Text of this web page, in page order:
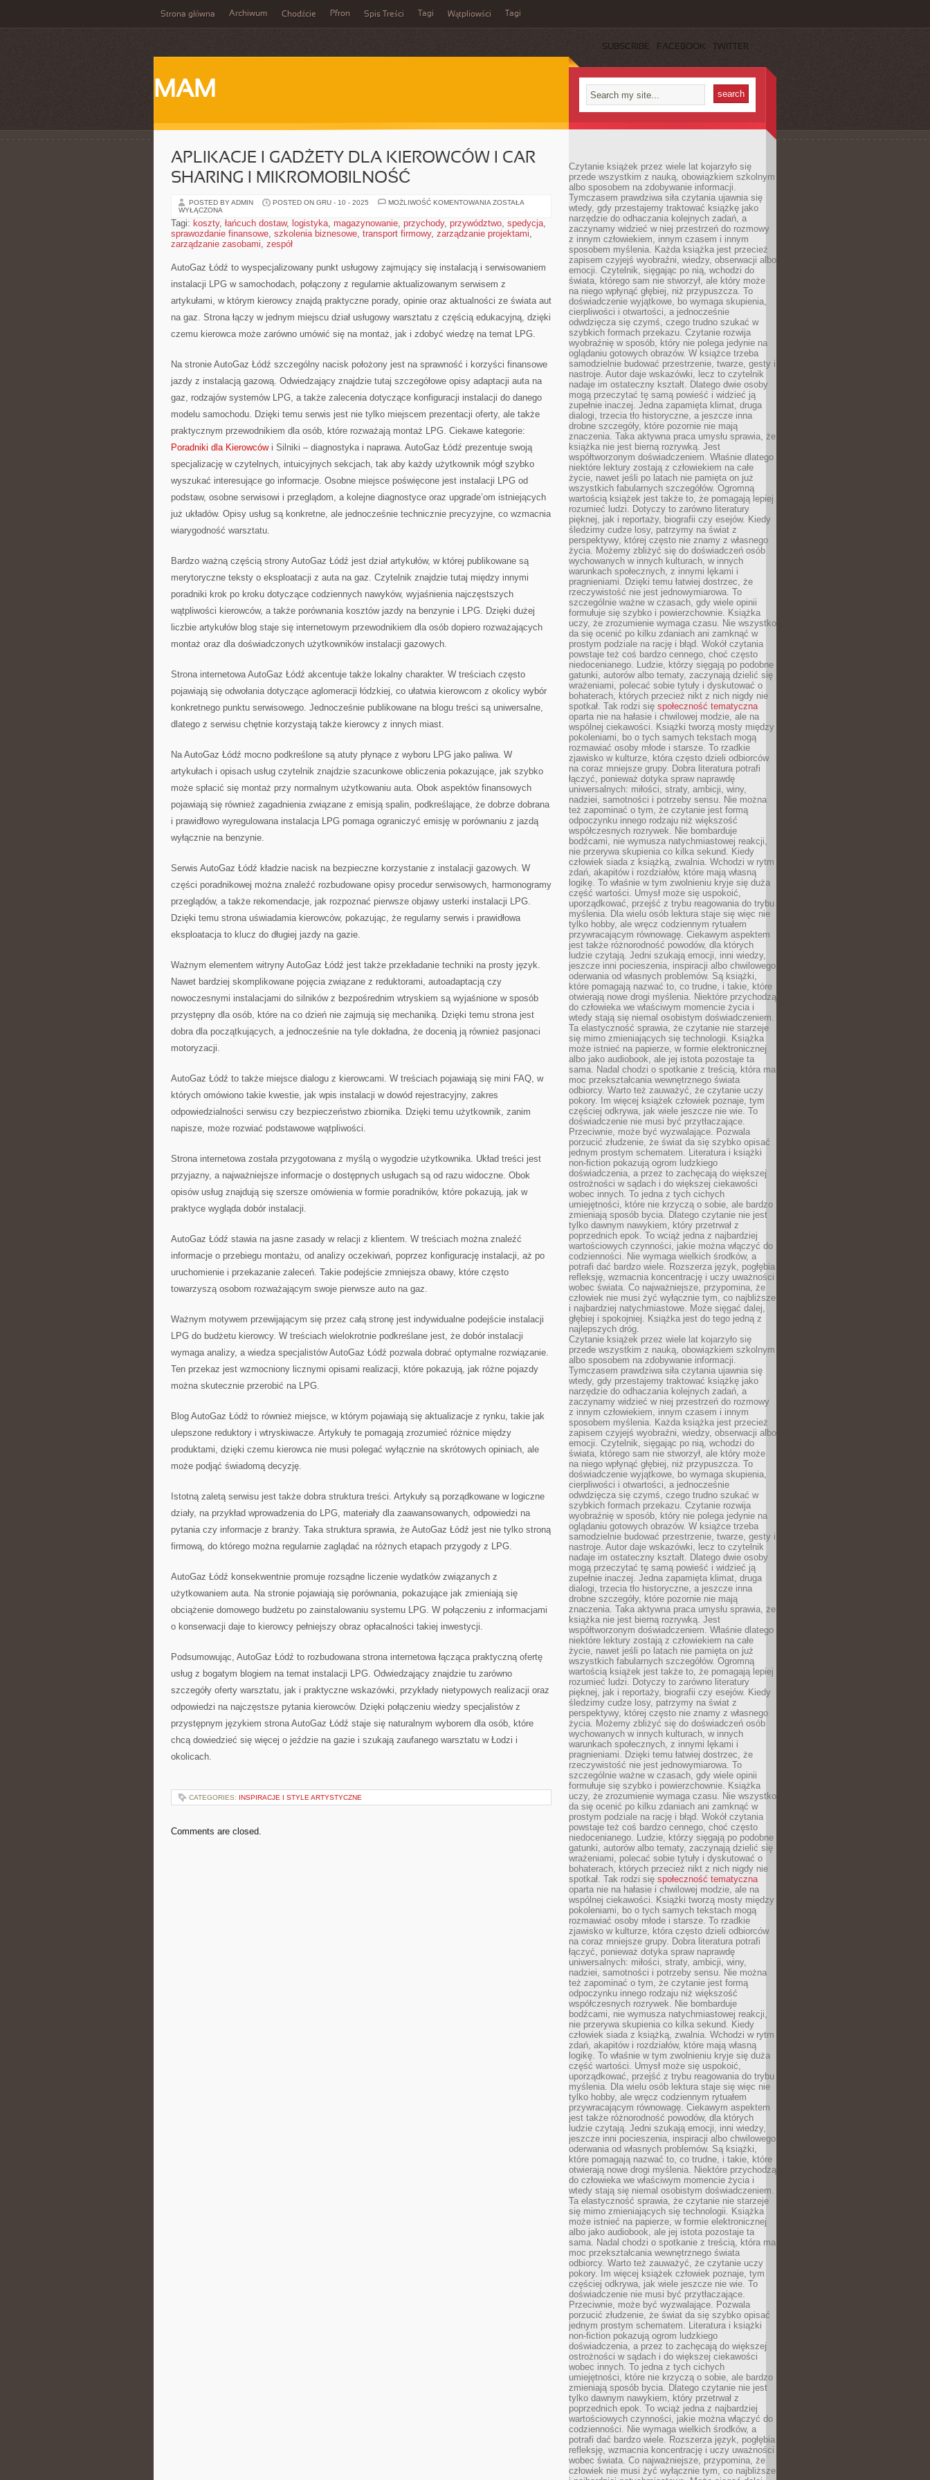
Strona główna Archiwum Chodźcie Pfron Spis Treści Tagi Wątpliowści Tagi
SUBSCRIBE FACEBOOK TWITTER
MAM
APLIKACJE I GADŻETY DLA KIEROWCÓW I CAR
SHARING I MIKROMOBILNOŚĆ
POSTED BY ADMIN POSTED ON GRU - 10 - 2025 MOŻLIWOŚĆ KOMENTOWANIA APLIKACJE
DLA
KIEROWCÓW
MIKROMOBILNOŚĆ
ZOSTAŁA
WYŁĄCZONA
Tagi: koszty, łańcuch dostaw, logistyka, magazynowanie, przychody, przywództwo, spedycja,
sprawozdanie finansowe, szkolenia biznesowe, transport firmowy, zarządzanie projektami,
zarządzanie zasobami, zespół
AutoGaz Łódź to wyspecjalizowany punkt usługowy zajmujący się instalacją i serwisowaniem
instalacji LPG w samochodach, połączony z regularnie aktualizowanym serwisem z
artykułami, w którym kierowcy znajdą praktyczne porady, opinie oraz aktualności ze świata aut
na gaz. Strona łączy w jednym miejscu dział usługowy warsztatu z częścią edukacyjną, dzięki
czemu kierowca może zarówno umówić się na montaż, jak i zdobyć wiedzę na temat LPG.
Na stronie AutoGaz Łódź szczególny nacisk położony jest na sprawność i korzyści finansowe
jazdy z instalacją gazową. Odwiedzający znajdzie tutaj szczegółowe opisy adaptacji auta na
gaz, rodzajów systemów LPG, a także zalecenia dotyczące konfiguracji instalacji do danego
modelu samochodu. Dzięki temu serwis jest nie tylko miejscem prezentacji oferty, ale także
praktycznym przewodnikiem dla osób, które rozważają montaż LPG. Ciekawe kategorie:
Poradniki dla Kierowcówi Silniki – diagnostyka i naprawa. AutoGaz Łódź prezentuje swoją
specjalizację w czytelnych, intuicyjnych sekcjach, tak aby każdy użytkownik mógł szybko
wyszukać interesujące go informacje. Osobne miejsce poświęcone jest instalacji LPG od
podstaw, osobne serwisowi i przeglądom, a kolejne diagnostyce oraz upgrade’om istniejących
już układów. Opisy usług są konkretne, ale jednocześnie technicznie precyzyjne, co wzmacnia
wiarygodność warsztatu.
Bardzo ważną częścią strony AutoGaz Łódź jest dział artykułów, w której publikowane są
merytoryczne teksty o eksploatacji z auta na gaz. Czytelnik znajdzie tutaj między innymi
poradniki krok po kroku dotyczące codziennych nawyków, wyjaśnienia najczęstszych
wątpliwości kierowców, a także porównania kosztów jazdy na benzynie i LPG. Dzięki dużej
liczbie artykułów blog staje się internetowym przewodnikiem dla osób dopiero rozważających
montaż oraz dla doświadczonych użytkowników instalacji gazowych.
Strona internetowa AutoGaz Łódź akcentuje także lokalny charakter. W treściach często
pojawiają się odwołania dotyczące aglomeracji łódzkiej, co ułatwia kierowcom z okolicy wybór
konkretnego punktu serwisowego. Jednocześnie publikowane na blogu treści są uniwersalne,
dlatego z serwisu chętnie korzystają także kierowcy z innych miast.
Na AutoGaz Łódź mocno podkreślone są atuty płynące z wyboru LPG jako paliwa. W
artykułach i opisach usług czytelnik znajdzie szacunkowe obliczenia pokazujące, jak szybko
może spłacić się montaż przy normalnym użytkowaniu auta. Obok aspektów finansowych
pojawiają się również zagadnienia związane z emisją spalin, podkreślające, że dobrze dobrana
i prawidłowo wyregulowana instalacja LPG pomaga ograniczyć emisję w porównaniu z jazdą
wyłącznie na benzynie.
Serwis AutoGaz Łódź kładzie nacisk na bezpieczne korzystanie z instalacji gazowych. W
części poradnikowej można znaleźć rozbudowane opisy procedur serwisowych, harmonogramy
przeglądów, a także rekomendacje, jak rozpoznać pierwsze objawy usterki instalacji LPG.
Dzięki temu strona uświadamia kierowców, pokazując, że regularny serwis i prawidłowa
eksploatacja to klucz do długiej jazdy na gazie.
Ważnym elementem witryny AutoGaz Łódź jest także przekładanie techniki na prosty język.
Nawet bardziej skomplikowane pojęcia związane z reduktorami, autoadaptacją czy
nowoczesnymi instalacjami do silników z bezpośrednim wtryskiem są wyjaśnione w sposób
przystępny dla osób, które na co dzień nie zajmują się mechaniką. Dzięki temu strona jest
dobra dla początkujących, a jednocześnie na tyle dokładna, że docenią ją również pasjonaci
motoryzacji.
AutoGaz Łódź to także miejsce dialogu z kierowcami. W treściach pojawiają się mini FAQ, w
których omówiono takie kwestie, jak wpis instalacji w dowód rejestracyjny, zakres
odpowiedzialności serwisu czy bezpieczeństwo zbiornika. Dzięki temu użytkownik, zanim
napisze, może rozwiać podstawowe wątpliwości.
Strona internetowa została przygotowana z myślą o wygodzie użytkownika. Układ treści jest
przyjazny, a najważniejsze informacje o dostępnych usługach są od razu widoczne. Obok
opisów usług znajdują się szersze omówienia w formie poradników, które pokazują, jak w
praktyce wygląda dobór instalacji.
AutoGaz Łódź stawia na jasne zasady w relacji z klientem. W treściach można znaleźć
informacje o przebiegu montażu, od analizy oczekiwań, poprzez konfigurację instalacji, aż po
uruchomienie i przekazanie zaleceń. Takie podejście zmniejsza obawy, które często
towarzyszą osobom rozważającym swoje pierwsze auto na gaz.
Ważnym motywem przewijającym się przez całą stronę jest indywidualne podejście instalacji
LPG do budżetu kierowcy. W treściach wielokrotnie podkreślane jest, że dobór instalacji
wymaga analizy, a wiedza specjalistów AutoGaz Łódź pozwala dobrać optymalne rozwiązanie.
Ten przekaz jest wzmocniony licznymi opisami realizacji, które pokazują, jak różne pojazdy
można skutecznie przerobić na LPG.
Blog AutoGaz Łódź to również miejsce, w którym pojawiają się aktualizacje z rynku, takie jak
ulepszone reduktory i wtryskiwacze. Artykuły te pomagają zrozumieć różnice między
produktami, dzięki czemu kierowca nie musi polegać wyłącznie na skrótowych opiniach, ale
może podjąć świadomą decyzję.
Istotną zaletą serwisu jest także dobra struktura treści. Artykuły są porządkowane w logiczne
działy, na przykład wprowadzenia do LPG, materiały dla zaawansowanych, odpowiedzi na
pytania czy informacje z branży. Taka struktura sprawia, że AutoGaz Łódź jest nie tylko stroną
firmową, do którego można regularnie zaglądać na różnych etapach przygody z LPG.
AutoGaz Łódź konsekwentnie promuje rozsądne liczenie wydatków związanych z
użytkowaniem auta. Na stronie pojawiają się porównania, pokazujące jak zmieniają się
obciążenie domowego budżetu po zainstalowaniu systemu LPG. W połączeniu z informacjami
o konserwacji daje to kierowcy pełniejszy obraz opłacalności takiej inwestycji.
Podsumowując, AutoGaz Łódź to rozbudowana strona internetowa łącząca praktyczną ofertę
usług z bogatym blogiem na temat instalacji LPG. Odwiedzający znajdzie tu zarówno
szczegóły oferty warsztatu, jak i praktyczne wskazówki, przykłady nietypowych realizacji oraz
odpowiedzi na najczęstsze pytania kierowców. Dzięki połączeniu wiedzy specjalistów z
przystępnym językiem strona AutoGaz Łódź staje się naturalnym wyborem dla osób, które
chcą dowiedzieć się więcej o jeździe na gazie i szukają zaufanego warsztatu w Łodzi i
okolicach.
CATEGORIES: INSPIRACJE I STYLE ARTYSTYCZNE
Comments are closed.
Czytanie książek przez wiele lat kojarzyło się
przede wszystkim z nauką, obowiązkiem szkolnym
albo sposobem na zdobywanie informacji.
Tymczasem prawdziwa siła czytania ujawnia się
wtedy, gdy przestajemy traktować książkę jako
narzędzie do odhaczania kolejnych zadań, a
zaczynamy widzieć w niej przestrzeń do rozmowy
z innym człowiekiem, innym czasem i innym
sposobem myślenia. Każda książka jest przecież
zapisem czyjejś wyobraźni, wiedzy, obserwacji albo
emocji. Czytelnik, sięgając po nią, wchodzi do
świata, którego sam nie stworzył, ale który może
na niego wpłynąć głębiej, niż przypuszcza. To
doświadczenie wyjątkowe, bo wymaga skupienia,
cierpliwości i otwartości, a jednocześnie
odwdzięcza się czymś, czego trudno szukać w
szybkich formach przekazu. Czytanie rozwija
wyobraźnię w sposób, który nie polega jedynie na
oglądaniu gotowych obrazów. W książce trzeba
samodzielnie budować przestrzenie, twarze, gesty i
nastroje. Autor daje wskazówki, lecz to czytelnik
nadaje im ostateczny kształt. Dlatego dwie osoby
mogą przeczytać tę samą powieść i widzieć ją
zupełnie inaczej. Jedna zapamięta klimat, druga
dialogi, trzecia tło historyczne, a jeszcze inna
drobne szczegóły, które pozornie nie mają
znaczenia. Taka aktywna praca umysłu sprawia, że
książka nie jest bierną rozrywką. Jest
współtworzonym doświadczeniem. Właśnie dlatego
niektóre lektury zostają z człowiekiem na całe
życie, nawet jeśli po latach nie pamięta on już
wszystkich fabularnych szczegółów. Ogromną
wartością książek jest także to, że pomagają lepiej
rozumieć ludzi. Dotyczy to zarówno literatury
pięknej, jak i reportaży, biografii czy esejów. Kiedy
śledzimy cudze losy, patrzymy na świat z
perspektywy, której często nie znamy z własnego
życia. Możemy zbliżyć się do doświadczeń osób
wychowanych w innych kulturach, w innych
warunkach społecznych, z innymi lękami i
pragnieniami. Dzięki temu łatwiej dostrzec, że
rzeczywistość nie jest jednowymiarowa. To
szczególnie ważne w czasach, gdy wiele opinii
formułuje się szybko i powierzchownie. Książka
uczy, że zrozumienie wymaga czasu. Nie wszystko
da się ocenić po kilku zdaniach ani zamknąć w
prostym podziale na rację i błąd. Wokół czytania
powstaje też coś bardzo cennego, choć często
niedocenianego. Ludzie, którzy sięgają po podobne
gatunki, autorów albo tematy, zaczynają dzielić się
wrażeniami, polecać sobie tytuły i dyskutować o
bohaterach, których przecież nikt z nich nigdy nie
spotkał. Tak rodzi się społeczność tematyczna
oparta nie na hałasie i chwilowej modzie, ale na
wspólnej ciekawości. Książki tworzą mosty między
pokoleniami, bo o tych samych tekstach mogą
rozmawiać osoby młode i starsze. To rzadkie
zjawisko w kulturze, która często dzieli odbiorców
na coraz mniejsze grupy. Dobra literatura potrafi
łączyć, ponieważ dotyka spraw naprawdę
uniwersalnych: miłości, straty, ambicji, winy,
nadziei, samotności i potrzeby sensu. Nie można
też zapominać o tym, że czytanie jest formą
odpoczynku innego rodzaju niż większość
współczesnych rozrywek. Nie bombarduje
bodźcami, nie wymusza natychmiastowej reakcji,
nie przerywa skupienia co kilka sekund. Kiedy
człowiek siada z książką, zwalnia. Wchodzi w rytm
zdań, akapitów i rozdziałów, które mają własną
logikę. To właśnie w tym zwolnieniu kryje się duża
część wartości. Umysł może się uspokoić,
uporządkować, przejść z trybu reagowania do trybu
myślenia. Dla wielu osób lektura staje się więc nie
tylko hobby, ale wręcz codziennym rytuałem
przywracającym równowagę. Ciekawym aspektem
jest także różnorodność powodów, dla których
ludzie czytają. Jedni szukają emocji, inni wiedzy,
jeszcze inni pocieszenia, inspiracji albo chwilowego
oderwania od własnych problemów. Są książki,
które pomagają nazwać to, co trudne, i takie, które
otwierają nowe drogi myślenia. Niektóre przychodzą
do człowieka we właściwym momencie życia i
wtedy stają się niemal osobistym doświadczeniem.
Ta elastyczność sprawia, że czytanie nie starzeje
się mimo zmieniających się technologii. Książka
może istnieć na papierze, w formie elektronicznej
albo jako audiobook, ale jej istota pozostaje ta
sama. Nadal chodzi o spotkanie z treścią, która ma
moc przekształcania wewnętrznego świata
odbiorcy. Warto też zauważyć, że czytanie uczy
pokory. Im więcej książek człowiek poznaje, tym
częściej odkrywa, jak wiele jeszcze nie wie. To
doświadczenie nie musi być przytłaczające.
Przeciwnie, może być wyzwalające. Pozwala
porzucić złudzenie, że świat da się szybko opisać
jednym prostym schematem. Literatura i książki
non-fiction pokazują ogrom ludzkiego
doświadczenia, a przez to zachęcają do większej
ostrożności w sądach i do większej ciekawości
wobec innych. To jedna z tych cichych
umiejętności, które nie krzyczą o sobie, ale bardzo
zmieniają sposób bycia. Dlatego czytanie nie jest
tylko dawnym nawykiem, który przetrwał z
poprzednich epok. To wciąż jedna z najbardziej
wartościowych czynności, jakie można włączyć do
codzienności. Nie wymaga wielkich środków, a
potrafi dać bardzo wiele. Rozszerza język, pogłębia
refleksję, wzmacnia koncentrację i uczy uważności
wobec świata. Co najważniejsze, przypomina, że
człowiek nie musi żyć wyłącznie tym, co najbliższe
i najbardziej natychmiastowe. Może sięgać dalej,
głębiej i spokojniej. Książka jest do tego jedną z
najlepszych dróg.
Czytanie książek przez wiele lat kojarzyło się
przede wszystkim z nauką, obowiązkiem szkolnym
albo sposobem na zdobywanie informacji.
Tymczasem prawdziwa siła czytania ujawnia się
wtedy, gdy przestajemy traktować książkę jako
narzędzie do odhaczania kolejnych zadań, a
zaczynamy widzieć w niej przestrzeń do rozmowy
z innym człowiekiem, innym czasem i innym
sposobem myślenia. Każda książka jest przecież
zapisem czyjejś wyobraźni, wiedzy, obserwacji albo
emocji. Czytelnik, sięgając po nią, wchodzi do
świata, którego sam nie stworzył, ale który może
na niego wpłynąć głębiej, niż przypuszcza. To
doświadczenie wyjątkowe, bo wymaga skupienia,
cierpliwości i otwartości, a jednocześnie
odwdzięcza się czymś, czego trudno szukać w
szybkich formach przekazu. Czytanie rozwija
wyobraźnię w sposób, który nie polega jedynie na
oglądaniu gotowych obrazów. W książce trzeba
samodzielnie budować przestrzenie, twarze, gesty i
nastroje. Autor daje wskazówki, lecz to czytelnik
nadaje im ostateczny kształt. Dlatego dwie osoby
mogą przeczytać tę samą powieść i widzieć ją
zupełnie inaczej. Jedna zapamięta klimat, druga
dialogi, trzecia tło historyczne, a jeszcze inna
drobne szczegóły, które pozornie nie mają
znaczenia. Taka aktywna praca umysłu sprawia, że
książka nie jest bierną rozrywką. Jest
współtworzonym doświadczeniem. Właśnie dlatego
niektóre lektury zostają z człowiekiem na całe
życie, nawet jeśli po latach nie pamięta on już
wszystkich fabularnych szczegółów. Ogromną
wartością książek jest także to, że pomagają lepiej
rozumieć ludzi. Dotyczy to zarówno literatury
pięknej, jak i reportaży, biografii czy esejów. Kiedy
śledzimy cudze losy, patrzymy na świat z
perspektywy, której często nie znamy z własnego
życia. Możemy zbliżyć się do doświadczeń osób
wychowanych w innych kulturach, w innych
warunkach społecznych, z innymi lękami i
pragnieniami. Dzięki temu łatwiej dostrzec, że
rzeczywistość nie jest jednowymiarowa. To
szczególnie ważne w czasach, gdy wiele opinii
formułuje się szybko i powierzchownie. Książka
uczy, że zrozumienie wymaga czasu. Nie wszystko
da się ocenić po kilku zdaniach ani zamknąć w
prostym podziale na rację i błąd. Wokół czytania
powstaje też coś bardzo cennego, choć często
niedocenianego. Ludzie, którzy sięgają po podobne
gatunki, autorów albo tematy, zaczynają dzielić się
wrażeniami, polecać sobie tytuły i dyskutować o
bohaterach, których przecież nikt z nich nigdy nie
spotkał. Tak rodzi się społeczność tematyczna
oparta nie na hałasie i chwilowej modzie, ale na
wspólnej ciekawości. Książki tworzą mosty między
pokoleniami, bo o tych samych tekstach mogą
rozmawiać osoby młode i starsze. To rzadkie
zjawisko w kulturze, która często dzieli odbiorców
na coraz mniejsze grupy. Dobra literatura potrafi
łączyć, ponieważ dotyka spraw naprawdę
uniwersalnych: miłości, straty, ambicji, winy,
nadziei, samotności i potrzeby sensu. Nie można
też zapominać o tym, że czytanie jest formą
odpoczynku innego rodzaju niż większość
współczesnych rozrywek. Nie bombarduje
bodźcami, nie wymusza natychmiastowej reakcji,
nie przerywa skupienia co kilka sekund. Kiedy
człowiek siada z książką, zwalnia. Wchodzi w rytm
zdań, akapitów i rozdziałów, które mają własną
logikę. To właśnie w tym zwolnieniu kryje się duża
część wartości. Umysł może się uspokoić,
uporządkować, przejść z trybu reagowania do trybu
myślenia. Dla wielu osób lektura staje się więc nie
tylko hobby, ale wręcz codziennym rytuałem
przywracającym równowagę. Ciekawym aspektem
jest także różnorodność powodów, dla których
ludzie czytają. Jedni szukają emocji, inni wiedzy,
jeszcze inni pocieszenia, inspiracji albo chwilowego
oderwania od własnych problemów. Są książki,
które pomagają nazwać to, co trudne, i takie, które
otwierają nowe drogi myślenia. Niektóre przychodzą
do człowieka we właściwym momencie życia i
wtedy stają się niemal osobistym doświadczeniem.
Ta elastyczność sprawia, że czytanie nie starzeje
się mimo zmieniających się technologii. Książka
może istnieć na papierze, w formie elektronicznej
albo jako audiobook, ale jej istota pozostaje ta
sama. Nadal chodzi o spotkanie z treścią, która ma
moc przekształcania wewnętrznego świata
odbiorcy. Warto też zauważyć, że czytanie uczy
pokory. Im więcej książek człowiek poznaje, tym
częściej odkrywa, jak wiele jeszcze nie wie. To
doświadczenie nie musi być przytłaczające.
Przeciwnie, może być wyzwalające. Pozwala
porzucić złudzenie, że świat da się szybko opisać
jednym prostym schematem. Literatura i książki
non-fiction pokazują ogrom ludzkiego
doświadczenia, a przez to zachęcają do większej
ostrożności w sądach i do większej ciekawości
wobec innych. To jedna z tych cichych
umiejętności, które nie krzyczą o sobie, ale bardzo
zmieniają sposób bycia. Dlatego czytanie nie jest
tylko dawnym nawykiem, który przetrwał z
poprzednich epok. To wciąż jedna z najbardziej
wartościowych czynności, jakie można włączyć do
codzienności. Nie wymaga wielkich środków, a
potrafi dać bardzo wiele. Rozszerza język, pogłębia
refleksję, wzmacnia koncentrację i uczy uważności
wobec świata. Co najważniejsze, przypomina, że
człowiek nie musi żyć wyłącznie tym, co najbliższe